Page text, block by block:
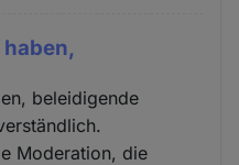
haben,
beleidigende
Moderation, die